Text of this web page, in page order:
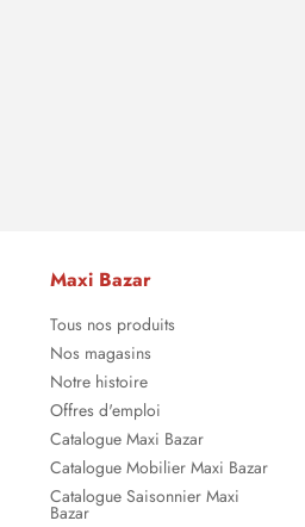
Maxi Bazar
Tous nos produits
Nos magasins
Notre histoire
Offres d'emploi
Catalogue Maxi Bazar
Catalogue Mobilier Maxi Bazar
Catalogue Saisonnier Maxi
Bazar